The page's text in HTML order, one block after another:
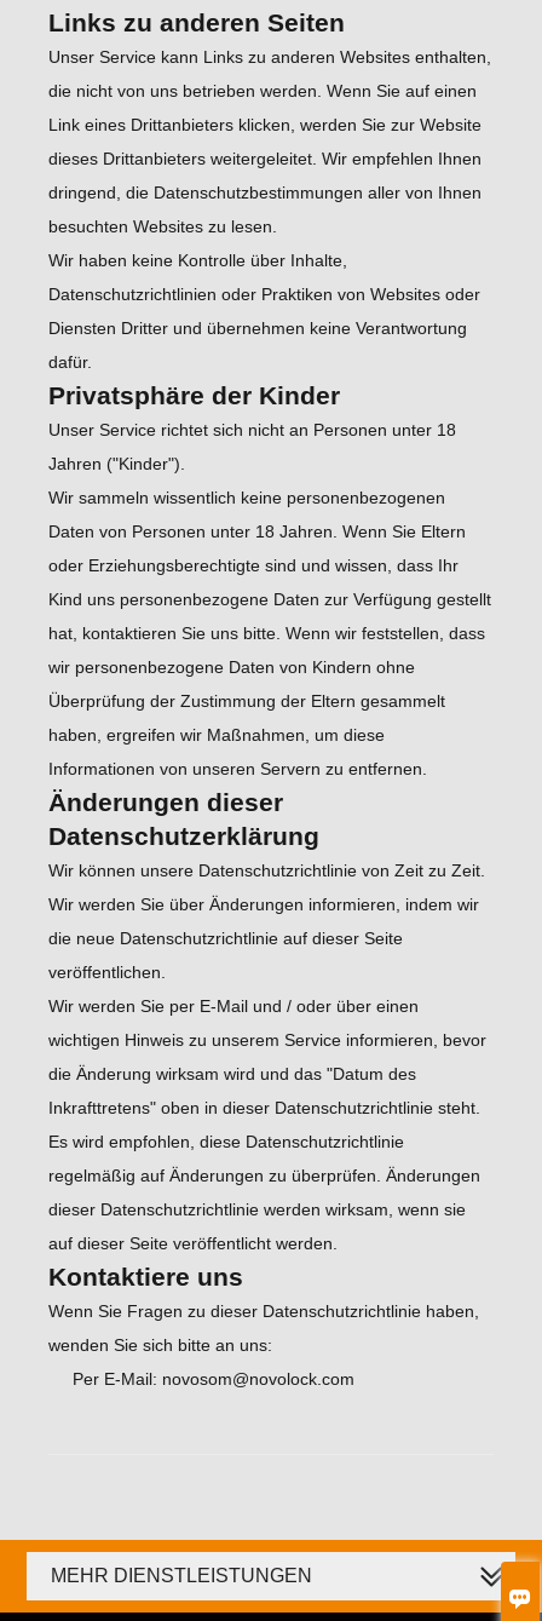

Links zu anderen Seiten
Unser Service kann Links zu anderen Websites enthalten,
die nicht von uns betrieben werden. Wenn Sie auf einen
Link eines Drittanbieters klicken, werden Sie zur Website
dieses Drittanbieters weitergeleitet. Wir empfehlen Ihnen
dringend, die Datenschutzbestimmungen aller von Ihnen
besuchten Websites zu lesen.
Wir haben keine Kontrolle über Inhalte,
Datenschutzrichtlinien oder Praktiken von Websites oder
Diensten Dritter und übernehmen keine Verantwortung
dafür.
Privatsphäre der Kinder
Unser Service richtet sich nicht an Personen unter 18
Jahren ("Kinder").
Wir sammeln wissentlich keine personenbezogenen
Daten von Personen unter 18 Jahren. Wenn Sie Eltern
oder Erziehungsberechtigte sind und wissen, dass Ihr
Kind uns personenbezogene Daten zur Verfügung gestellt
hat, kontaktieren Sie uns bitte. Wenn wir feststellen, dass
wir personenbezogene Daten von Kindern ohne
Überprüfung der Zustimmung der Eltern gesammelt
haben, ergreifen wir Maßnahmen, um diese
Informationen von unseren Servern zu entfernen.
Änderungen dieser
Datenschutzerklärung
Wir können unsere Datenschutzrichtlinie von Zeit zu Zeit.
Wir werden Sie über Änderungen informieren, indem wir
die neue Datenschutzrichtlinie auf dieser Seite
veröffentlichen.
Wir werden Sie per E-Mail und / oder über einen
wichtigen Hinweis zu unserem Service informieren, bevor
die Änderung wirksam wird und das "Datum des
Inkrafttretens" oben in dieser Datenschutzrichtlinie steht.
Es wird empfohlen, diese Datenschutzrichtlinie
regelmäßig auf Änderungen zu überprüfen. Änderungen
dieser Datenschutzrichtlinie werden wirksam, wenn sie
auf dieser Seite veröffentlicht werden.
Kontaktiere uns
Wenn Sie Fragen zu dieser Datenschutzrichtlinie haben,
wenden Sie sich bitte an uns:
Per E-Mail: novosom@novolock.com
MEHR DIENSTLEISTUNGEN